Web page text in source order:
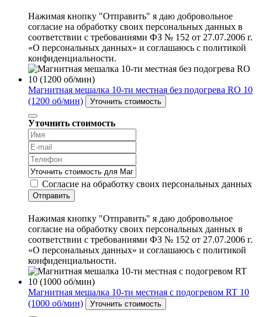
Нажимая кнопку "Отправить" я даю добровольное
согласие на обработку своих персональных данных в
соответствии с требованиями ФЗ № 152 от 27.07.2006 г.
«О персональных данных» и соглашаюсь с политикой
конфиденциальности.
Магнитная мешалка 10-ти местная без подогрева RO 10
(1200 об/мин)
Уточнить стоимость
Уточнить стоимость
Согласие на обработку своих персональных данных
Отправить
Нажимая кнопку "Отправить" я даю добровольное
согласие на обработку своих персональных данных в
соответствии с требованиями ФЗ № 152 от 27.07.2006 г.
«О персональных данных» и соглашаюсь с политикой
конфиденциальности.
Магнитная мешалка 10-ти местная с подогревом RT 10
(1000 об/мин)
Уточнить стоимость